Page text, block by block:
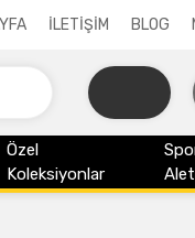
İLETİŞİM BLOG
Özel
Koleksiyonlar